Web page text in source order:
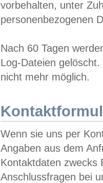
vorbehalten, unter
personenbezogenen
Nach 60 Tagen
Log-Dateien
nicht mehr möglich.
Wenn sie uns per
Angaben aus dem
Kontaktdaten zwecks
Anschlussfragen bei